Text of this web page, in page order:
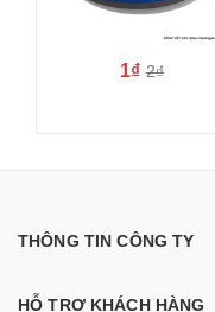
1₫ 2₫
THÔNG TIN CÔNG TY
HỖ TRỢ KHÁCH HÀNG